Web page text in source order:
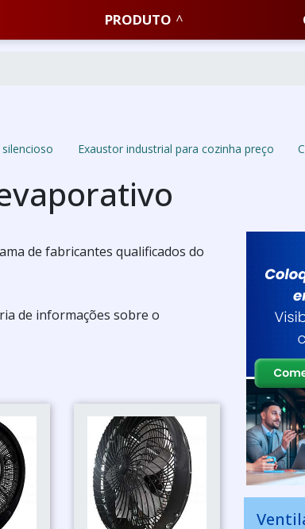
PRODUTO
Exaustor industrial para cozinha preço
de fabricantes qualificados do
de informações sobre o